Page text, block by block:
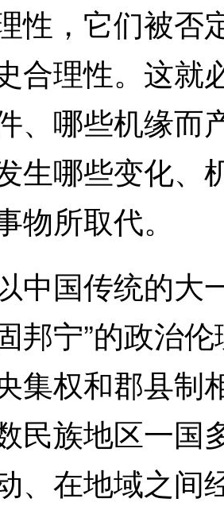
性，它们被否
合理性。这就
、哪些机缘而
生哪些变化、
物所取代。
国传统的大一
邦宁”的政治
集权和郡县制
民族地区一国
、在地域之间